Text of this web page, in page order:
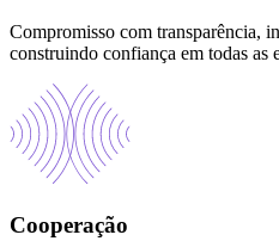
Compromisso com transparência,
construindo confiança em todas as
Cooperação